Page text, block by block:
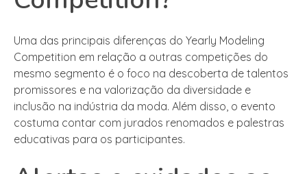
Uma das principais diferenças do Yearly Modeling
Competition em relação a outras competições do
mesmo segmento é o foco na descoberta de talentos
promissores e na valorização da diversidade e
inclusão na indústria da moda. Além disso, o evento
costuma contar com jurados renomados e palestras
educativas para os participantes.